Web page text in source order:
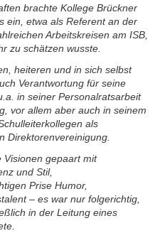
brachte Kollege Brückner
ein, etwa als Referent an der
Arbeitskreisen am ISB,
zu schätzen wusste.
heiteren und in sich selbst
Verantwortung für seine
in seiner Personalratsarbeit
vor allem aber auch in seinem
als
Direktorenvereinigung.
Visionen gepaart mit
und Stil,
Prise Humor,
– es war nur folgerichtig,
in der Leitung eines